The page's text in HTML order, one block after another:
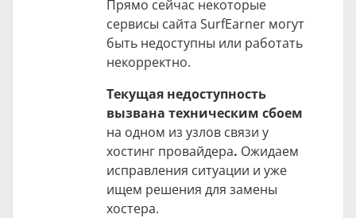
Прямо сейчас некоторые
сервисы сайта SurfEarner могут
быть недоступны или работать
некорректно.
Текущая недоступность
вызвана техническим сбоем
на одном из узлов связи у
хостинг провайдера. Ожидаем
исправления ситуации и уже
ищем решения для замены
хостера.